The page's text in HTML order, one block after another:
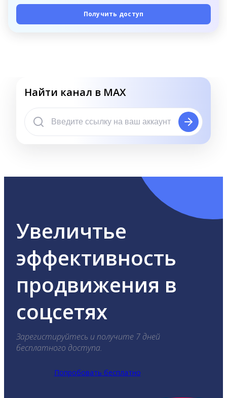
Получить доступ
Найти канал в MAX
Увеличтье
эффективность
продвижения в
соцсетях
Зарегистируйтесь и получите 7 дней
бесплатного доступа.
Попробовать бесплатно